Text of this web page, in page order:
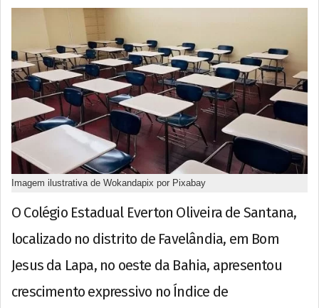
Imagem ilustrativa de Wokandapix por Pixabay
O Colégio Estadual Everton Oliveira de Santana,
localizado no distrito de Favelândia, em Bom
Jesus da Lapa, no oeste da Bahia, apresentou
crescimento expressivo no Índice de